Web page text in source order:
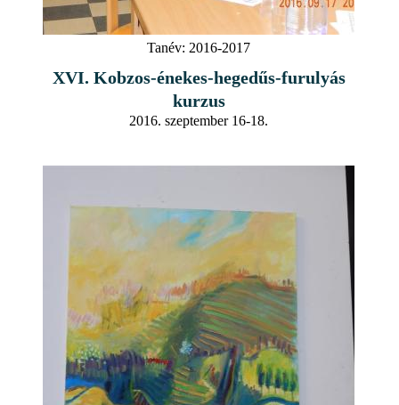
Tanév: 2016-2017
XVI. Kobzos-énekes-hegedűs-furulyás
kurzus
2016. szeptember 16-18.